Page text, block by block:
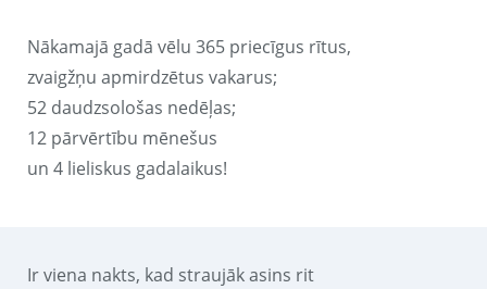
Nākamajā gadā vēlu 365 priecīgus rītus,
zvaigžņu apmirdzētus vakarus;
52 daudzsološas nedēļas;
12 pārvērtību mēnešus
un 4 lieliskus gadalaikus!
Ir viena nakts, kad straujāk asins rit